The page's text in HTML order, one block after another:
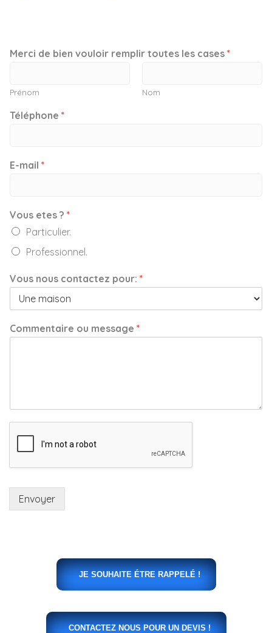
Merci de bien vouloir remplir toutes les cases *
Prénom Nom
Téléphone *
E-mail *
Vous etes ? *
Particulier.
Professionnel.
Vous nous contactez pour: *
Commentaire ou message *
Envoyer
JE SOUHAITE ÉTRE RAPPELÉ !
CONTACTEZ NOUS POUR UN DEVIS !